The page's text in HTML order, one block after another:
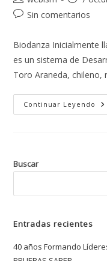
Sin comentarios
Biodanza Inicialmente
es un sistema de
Toro Araneda, chileno,
Continuar Leyendo
Buscar
Entradas recientes
40 años Formando